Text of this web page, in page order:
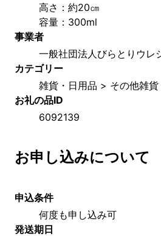
高さ：約20㎝
容量：300ml
事業者
一般社団法人びらとりウレ
カテゴリー
雑貨・日用品 > その他雑貨
お礼の品ID
6092139
お申し込みについて
申込条件
何度も申し込み可
発送期日